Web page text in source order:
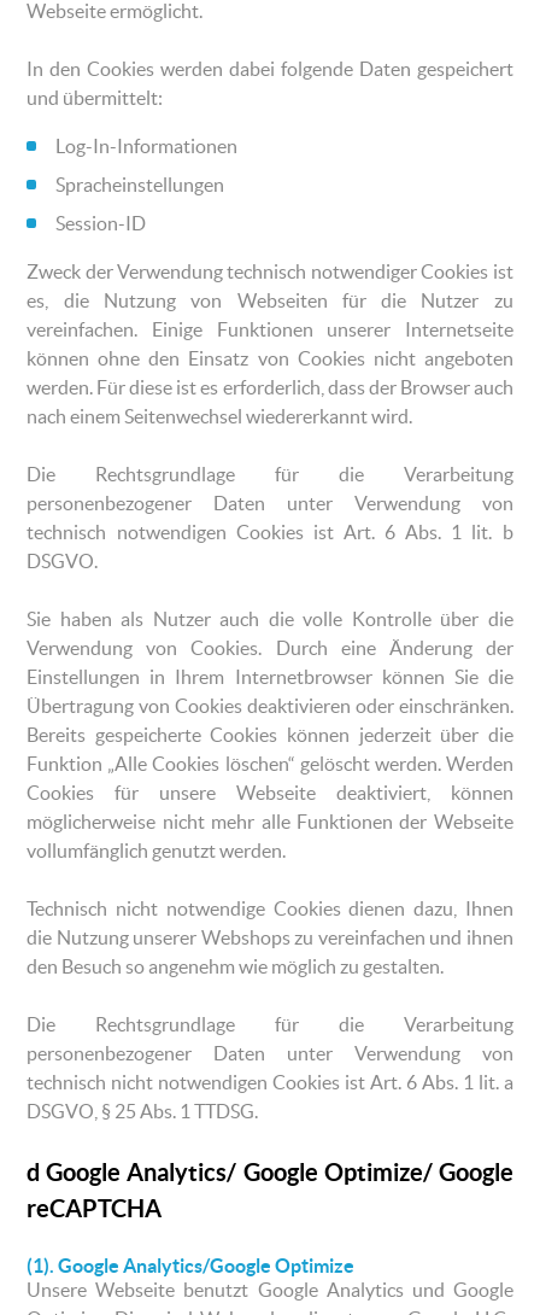
Webseite ermöglicht.
In den Cookies werden dabei folgende Daten gespeichert
und übermittelt:
Log-In-Informationen
Spracheinstellungen
Session-ID
Zweck der Verwendung technisch notwendiger Cookies ist
es, die Nutzung von Webseiten für die Nutzer zu
vereinfachen. Einige Funktionen unserer Internetseite
können ohne den Einsatz von Cookies nicht angeboten
werden. Für diese ist es erforderlich, dass der Browser auch
nach einem Seitenwechsel wiedererkannt wird.
Die Rechtsgrundlage für die Verarbeitung
personenbezogener Daten unter Verwendung von
technisch notwendigen Cookies ist Art. 6 Abs. 1 lit. b
DSGVO.
Sie haben als Nutzer auch die volle Kontrolle über die
Verwendung von Cookies. Durch eine Änderung der
Einstellungen in Ihrem Internetbrowser können Sie die
Übertragung von Cookies deaktivieren oder einschränken.
Bereits gespeicherte Cookies können jederzeit über die
Funktion „Alle Cookies löschen“ gelöscht werden. Werden
Cookies für unsere Webseite deaktiviert, können
möglicherweise nicht mehr alle Funktionen der Webseite
vollumfänglich genutzt werden.
Technisch nicht notwendige Cookies dienen dazu, Ihnen
die Nutzung unserer Webshops zu vereinfachen und ihnen
den Besuch so angenehm wie möglich zu gestalten.
Die Rechtsgrundlage für die Verarbeitung
personenbezogener Daten unter Verwendung von
technisch nicht notwendigen Cookies ist Art. 6 Abs. 1 lit. a
DSGVO, § 25 Abs. 1 TTDSG.
d Google Analytics/ Google Optimize/ Google
reCAPTCHA
(1). Google Analytics/Google Optimize
Unsere Webseite benutzt Google Analytics und Google